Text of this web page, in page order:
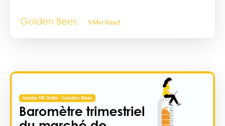
Golden Bees 9 Min Read